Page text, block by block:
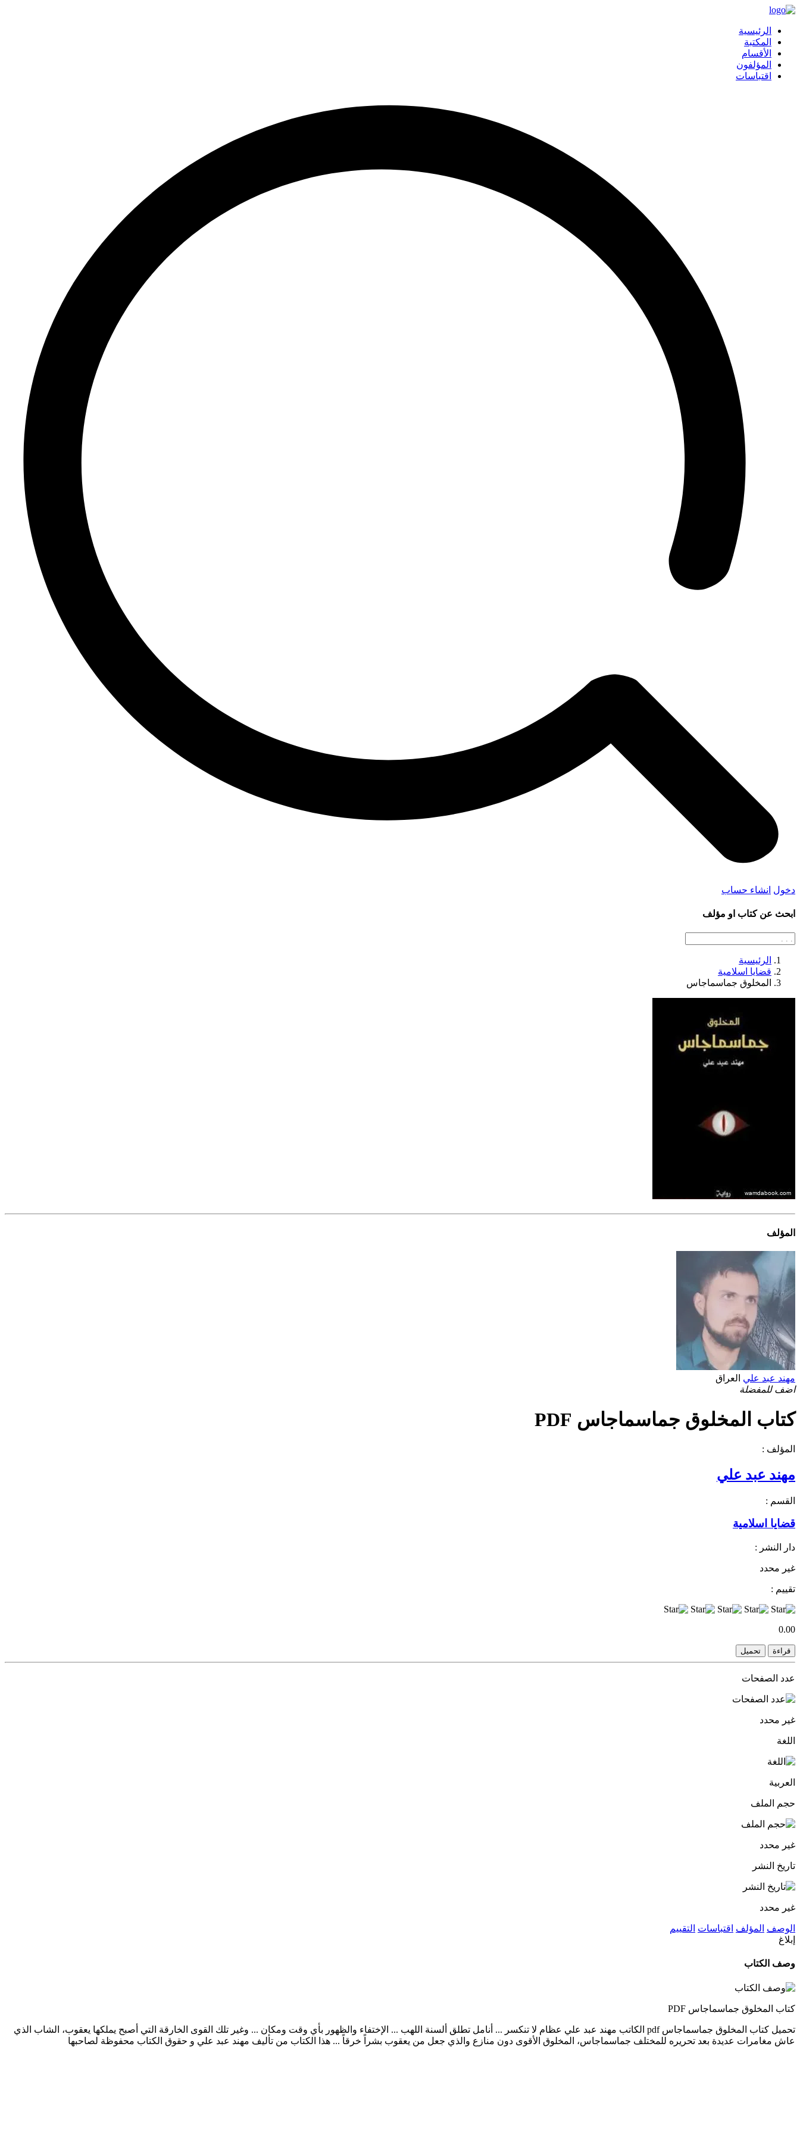
الرئيسية
المكتبة
الأقسام
المؤلفون
اقتباسات
دخول انشاء حساب
ابحث عن كتاب او مؤلف
الرئيسية
قضايا اسلامية
المخلوق جماسماجاس
المؤلف
مهند عبد علي العراق
اضف للمفضلة
كتاب المخلوق جماسماجاس PDF
المؤلف :
مهند عبد علي
القسم :
قضايا اسلامية
دار النشر :
غير محدد
تقييم :
0.00
قراءة تحميل
عدد الصفحات
غير محدد
اللغة
العربية
حجم الملف
غير محدد
تاريخ النشر
غير محدد
الوصف المؤلف اقتباسات التقييم
إبلاغ
وصف الكتاب
كتاب المخلوق جماسماجاس PDF
تحميل كتاب المخلوق جماسماجاس pdf الكاتب مهند عبد علي عظام لا تنكسر ... أنامل تطلق ألسنة اللهب ... الإختفاء والظهور بأي وقت ومكان ... وغير تلك القوى الخارقة التي أصبح يملكها يعقوب، الشاب الذي
عاش مغامرات عديدة بعد تحريره للمختلف جماسماجاس، المخلوق الأقوى دون منازع والذي جعل من يعقوب بشراً خرقاً ... هذا الكتاب من تأليف مهند عبد علي و حقوق الكتاب محفوظة لصاحبها